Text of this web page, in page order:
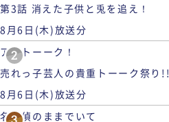
第3話 消えた子供と兎を追え！
8月6日(木)放送分
2
アメトーーク！
売れっ子芸人の貴重トーーク祭り!!
8月6日(木)放送分
名探偵のままでいて